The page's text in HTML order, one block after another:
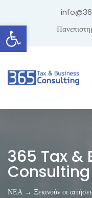
Ανοίξτε τη
365 Tax &
Consulting
ΝΕΑ → Ξεκινούν οι